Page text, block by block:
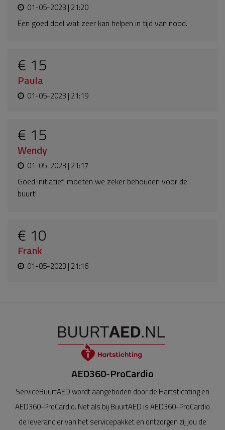
01-05-2023 | 21:20
Een goed doel wat zeer kan helpen in tijd van nood.
€ 15
Paula
01-05-2023 | 21:19
€ 15
Wendy
01-05-2023 | 21:17
Goed initiatief, moeten we zeker behouden voor de
buurt!
€ 10
Frank
01-05-2023 | 21:16
AED360-ProCardio
ServiceBuurtAED wordt aangeboden door de Hartstichting en
AED360-ProCardio. Net als bij BuurtAED is AED360-ProCardio
de leverancier van het servicepakket en ontzorgen zij jou de